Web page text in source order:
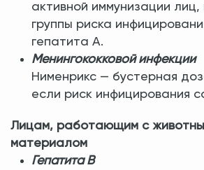
активной иммунизации лиц,
группы риска
гепатита А.
Менингококковой инфекции
Нименрикс — бустерная
если риск инфицирования
Лицам, работающим с
материалом
Гепатита В